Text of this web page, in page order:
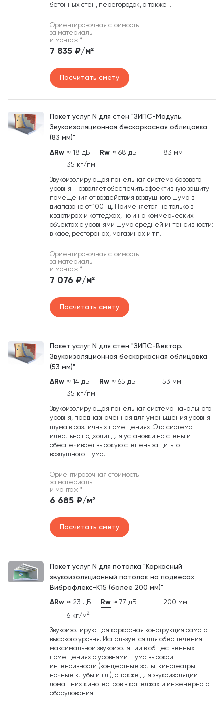
бетонных стен, перегородок, а также ...
Ориентировочная стоимость
за материалы
и монтаж *
7 835 ₽/м²
Посчитать смету
Пакет услуг N для стен "ЗИПС-Модуль.
Звукоизоляционная бескаркасная облицовка
(83 мм)"
ΔRw ≈ 18 дБ Rw ≈ 68 дБ
83 мм
35 кг/пм
Звукоизолирующая панельная система базового
уровня. Позволяет обеспечить эффективную защиту
помещения от воздействия воздушного шума в
диапазоне от 100 Гц. Применяется не только в
квартирах и коттеджах, но и на коммерческих
объектах с уровнями шума средней интенсивности:
в кафе, ресторанах, магазинах и т.п.
Ориентировочная стоимость
за материалы
и монтаж *
7 076 ₽/м²
Посчитать смету
Пакет услуг N для стен "ЗИПС-Вектор.
Звукоизоляционная бескаркасная облицовка
(53 мм)"
ΔRw ≈ 14 дБ Rw ≈ 65 дБ
53 мм
35 кг/пм
Звукоизолирующая панельная система начального
уровня, предназначенная для уменьшения уровня
шума в различных помещениях. Эта система
идеально подходит для установки на стены и
обеспечивает высокую степень защиты от
воздушного шума.
Ориентировочная стоимость
за материалы
и монтаж *
6 685 ₽/м²
Посчитать смету
Пакет услуг N для потолка "Каркасный
звукоизоляционный потолок на подвесах
Виброфлекс-К15 (более 200 мм)"
ΔRw ≈ 23 дБ Rw ≈ 77 дБ
200 мм
6 кг/м2
Звукоизолирующая каркасная конструкция самого
высокого уровня. Используется для обеспечения
максимальной звукоизоляции в общественных
помещениях с уровнями шума высокой
интенсивности (концертные залы, кинотеатры,
ночные клубы и т.д.), а также для звукоизоляции
домашних кинотеатров в коттеджах и инженерного
оборудования.